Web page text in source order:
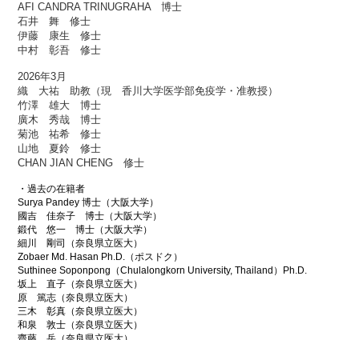
AFI CANDRA TRINUGRAHA 博士
石井 舞 修士
伊藤 康生 修士
中村 彰吾 修士
2026年3月
織 大祐 助教（現 香川大学医学部免疫学・准教授）
竹澤 雄大 博士
廣木 秀哉 博士
菊池 祐希 修士
山地 夏鈴 修士
CHAN JIAN CHENG 修士
・過去の在籍者
Surya Pandey 博士（大阪大学）
國吉 佳奈子 博士（大阪大学）
鍛代 悠一 博士（大阪大学）
細川 剛司（奈良県立医大）
Zobaer Md. Hasan Ph.D.（ポスドク）
Suthinee Soponpong（Chulalongkorn University, Thailand）Ph.D.
坂上 直子（奈良県立医大）
原 篤志（奈良県立医大）
三木 彰真（奈良県立医大）
和泉 敦士（奈良県立医大）